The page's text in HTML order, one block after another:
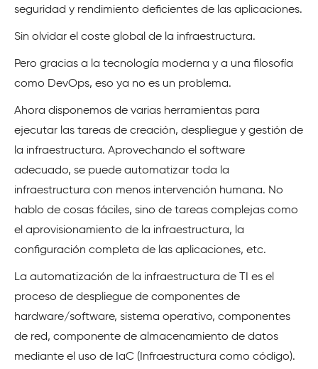
seguridad y rendimiento deficientes de las aplicaciones.
Sin olvidar el coste global de la infraestructura.
Pero gracias a la tecnología moderna y a una filosofía
como DevOps, eso ya no es un problema.
Ahora disponemos de varias herramientas para
ejecutar las tareas de creación, despliegue y gestión de
la infraestructura. Aprovechando el software
adecuado, se puede automatizar toda la
infraestructura con menos intervención humana. No
hablo de cosas fáciles, sino de tareas complejas como
el aprovisionamiento de la infraestructura, la
configuración completa de las aplicaciones, etc.
La automatización de la infraestructura de TI es el
proceso de despliegue de componentes de
hardware/software, sistema operativo, componentes
de red, componente de almacenamiento de datos
mediante el uso de IaC (Infraestructura como código).